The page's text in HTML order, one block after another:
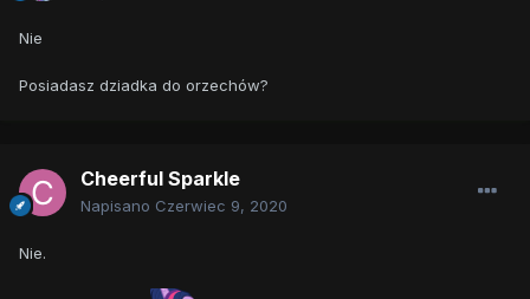
Nie
Posiadasz dziadka do orzechów?
Cheerful Sparkle
Napisano Czerwiec 9, 2020
Nie.